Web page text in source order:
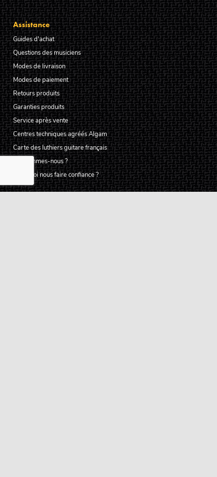
Assistance
Guides d'achat
Questions des musiciens
Modes de livraison
Modes de paiement
Retours produits
Garanties produits
Service après vente
Centres techniques agréés Algam
Carte des luthiers guitare français
Qui sommes-nous ?
Pourquoi nous faire confiance ?